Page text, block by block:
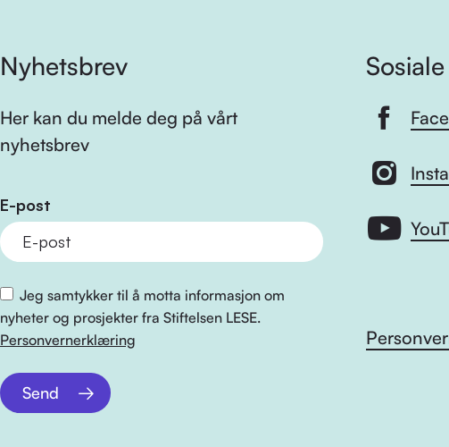
Nyhetsbrev
Her kan du melde deg på vårt
nyhetsbrev
E-post
Jeg samtykker til å motta informasjon om
nyheter og prosjekter fra Stiftelsen LESE.
Personvernerklæring
Send